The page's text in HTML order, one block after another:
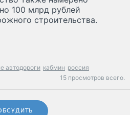
100 млрд рублей
строительства.
автодороги кабмин россия
15 просмотров всего.